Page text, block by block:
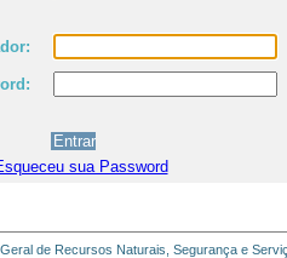
sua Password
de Recursos Naturais, Segurança e